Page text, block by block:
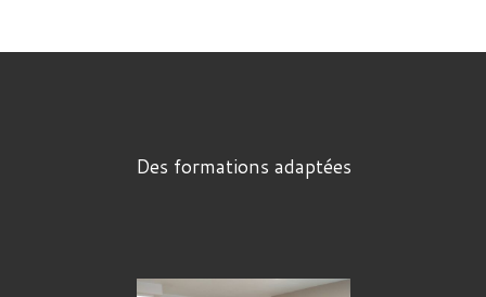
Des formations adaptées